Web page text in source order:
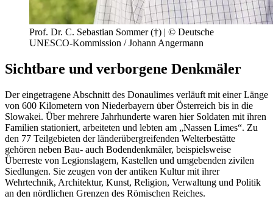
Prof. Dr. C. Sebastian Sommer (†) | © Deutsche
UNESCO-Kommission / Johann Angermann
Sichtbare und verborgene Denkmäler
Der eingetragene Abschnitt des Donaulimes verläuft mit einer Länge
von 600 Kilometern von Niederbayern über Österreich bis in die
Slowakei. Über mehrere Jahrhunderte waren hier Soldaten mit ihren
Familien stationiert, arbeiteten und lebten am „Nassen Limes“. Zu
den 77 Teilgebieten der länderübergreifenden Welterbestätte
gehören neben Bau- auch Bodendenkmäler, beispielsweise
Überreste von Legionslagern, Kastellen und umgebenden zivilen
Siedlungen. Sie zeugen von der antiken Kultur mit ihrer
Wehrtechnik, Architektur, Kunst, Religion, Verwaltung und Politik
an den nördlichen Grenzen des Römischen Reiches.